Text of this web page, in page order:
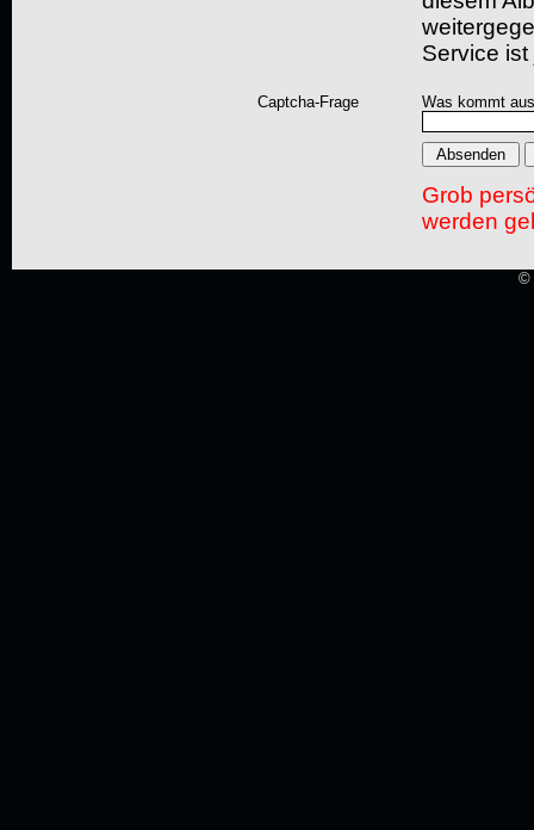
Service
Captcha-Frage Was kommt
Grob
werden
©